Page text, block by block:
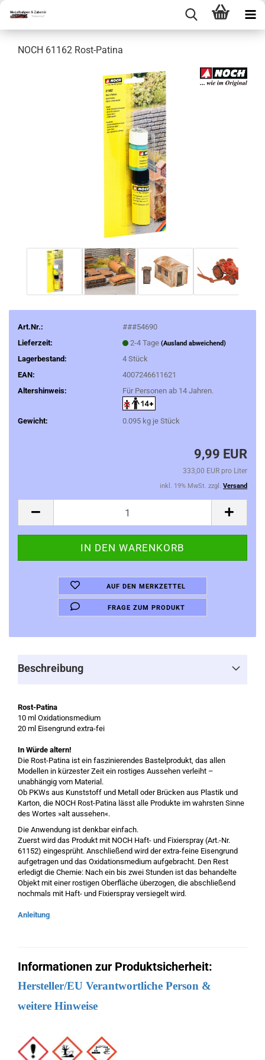
NOCH 61162 Rost-Patina
Art.Nr.:
###54690
Lieferzeit:
2-4 Tage (Ausland abweichend)
Lagerbestand: 4 Stück
EAN:
4007246611621
Altershinweis:
Für Personen ab 14 Jahren.
Gewicht: 0.095kg je Stück
9,99 EUR
333,00 EUR pro Liter
inkl. 19% MwSt. zzgl. Versand
AUF DEN MERKZETTEL
FRAGE ZUM PRODUKT
Beschreibung
Rost-Patina
10 ml Oxidationsmedium
20 ml Eisengrund extra-fei
In Würde altern!
Die Rost-Patina ist ein faszinierendes Bastelprodukt, das allen
Modellen in kürzester Zeit ein rostiges Aussehen verleiht –
unabhängig vom Material.
Ob PKWs aus Kunststoff und Metall oder Brücken aus Plastik und
Karton, die NOCH Rost-Patina lässt alle Produkte im wahrsten Sinne
des Wortes »alt aussehen«.
Die Anwendung ist denkbar einfach.
Zuerst wird das Produkt mit NOCH Haft- und Fixierspray (Art.-Nr.
61152) eingesprüht. Anschließend wird der extra-feine Eisengrund
aufgetragen und das Oxidationsmedium aufgebracht. Den Rest
erledigt die Chemie: Nach ein bis zwei Stunden ist das behandelte
Objekt mit einer rostigen Oberfläche überzogen, die abschließend
nochmals mit Haft- und Fixierspray versiegelt wird.
Anleitung
Informationen zur Produktsicherheit:
Hersteller/EU Verantwortliche Person &
weitere Hinweise